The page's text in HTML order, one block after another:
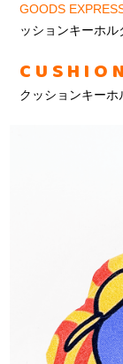
GOODS
ッションキーホル
クッションキーホ